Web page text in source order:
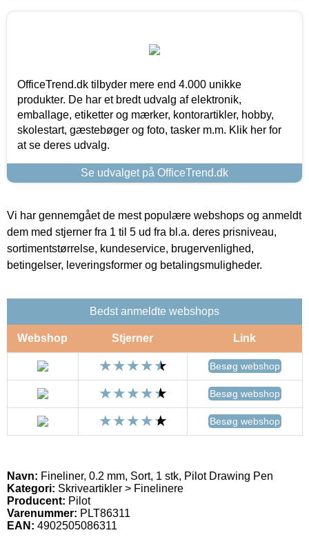
OfficeTrend.dk tilbyder mere end 4.000 unikke
produkter. De har et bredt udvalg af elektronik,
emballage, etiketter og mærker, kontorartikler, hobby,
skolestart, gæstebøger og foto, tasker m.m. Klik her for
at se deres udvalg.
Se udvalget på OfficeTrend.dk
Vi har gennemgået de mest populære webshops og anmeldt
dem med stjerner fra 1 til 5 ud fra bl.a. deres prisniveau,
sortimentstørrelse, kundeservice, brugervenlighed,
betingelser, leveringsformer og betalingsmuligheder.
Bedst anmeldte webshops
Webshop Stjerner Link
Besøg webshop
Besøg webshop
Besøg webshop
Navn: Fineliner, 0.2 mm, Sort, 1 stk, Pilot Drawing Pen
Kategori: Skriveartikler > Finelinere
Producent: Pilot
Varenummer: PLT86311
EAN: 4902505086311